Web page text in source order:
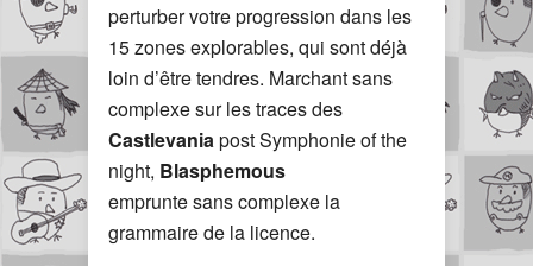
perturber votre progression dans les
15 zones explorables, qui sont déjà
loin d’être tendres. Marchant sans
complexe sur les traces des
Castlevaniapost Symphonie of the
night, Blasphemous
emprunte sans complexe la
grammaire de la licence.